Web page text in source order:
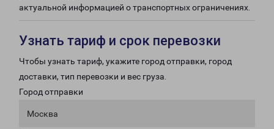
актуальной информацией о транспортных ограничениях.
Узнать тариф и срок перевозки
Чтобы узнать тариф, укажите город отправки, город
доставки, тип перевозки и вес груза.
Город отправки
Москва